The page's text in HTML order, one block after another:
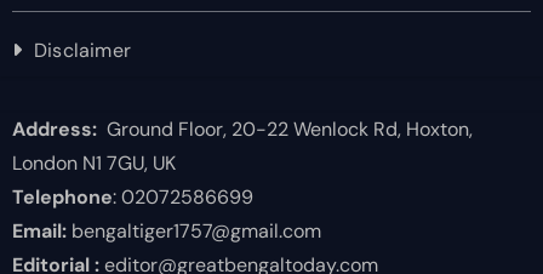
Disclaimer
Address:Ground Floor, 20-22 Wenlock Rd, Hoxton,
London N1 7GU, UK
Telephone: 02072586699
Email:bengaltiger1757@gmail.com
Editorial :editor@greatbengaltoday.com